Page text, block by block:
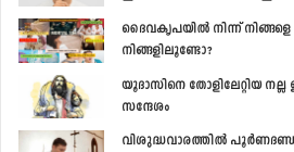
ദൈവകൃപയില്‍ നിന്ന് നിങ്ങളെ
നിങ്ങളിലൂണ്ടോ?
യൂദാസിനെ തോളിലേറ്റിയ
സന്ദേശം
വിശുദ്ധവാരത്തില്‍